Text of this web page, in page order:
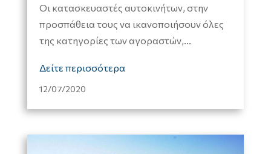
12/07/2020
Οι κατασκευαστές αυτοκινήτων, στην
προσπάθεια τους να ικανοποιήσουν όλες
της κατηγορίες των αγοραστών,...
Δείτε περισσότερα